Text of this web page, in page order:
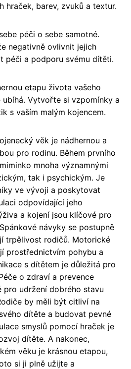
hraček, barev, zvuků a textur.
péči o sebe samotné.
negativně ovlivnit jejich
péči a podporu svému dítěti.
etapu života vašeho
Vytvořte si vzpomínky a
s vaším malým kojencem.
věk je nádhernou a
pro rodinu. Během prvního
mnoha významnými
tak i psychickým. Je
ve vývoji a poskytovat
odpovídající jeho
a kojení jsou klíčové pro
návyky se postupně
trpělivost rodičů. Motorické
prostřednictvím pohybu a
s dítětem je důležitá pro
o zdraví a prevence
pro udržení dobrého stavu
by měli být citliví na
dítěte a budovat pevné
smyslů pomocí hraček je
dítěte. A nakonec,
věku je krásnou etapou,
si ji plně užijte a